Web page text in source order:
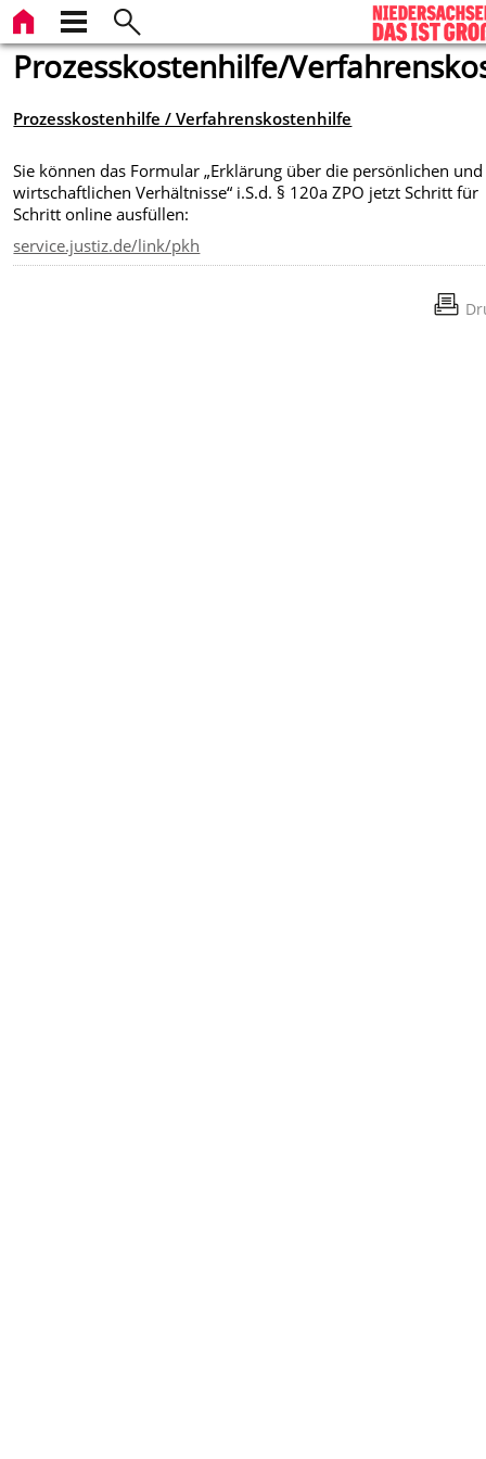
Prozesskostenhilfe/
Prozesskostenhilfe / Verfahrenskostenhilfe
Sie können das Formular „Erklärung über die persönlichen und
wirtschaftlichen Verhältnisse“ i.S.d. § 120a ZPO jetzt Schritt für
Schritt online ausfüllen:
service.justiz.de/link/pkh